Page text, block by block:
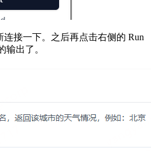
连接一下。之后再点击右侧的 Run
输出了。